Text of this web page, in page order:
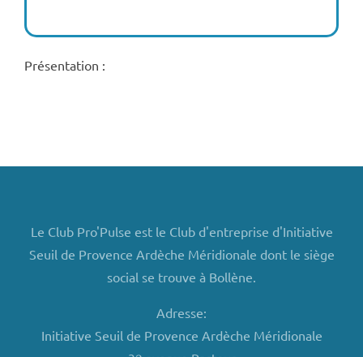
Présentation :
Le Club Pro'Pulse est le Club d'entreprise d'Initiative
Seuil de Provence Ardèche Méridionale dont le siège
social se trouve à Bollène.
Adresse:
Initiative Seuil de Provence Ardèche Méridionale